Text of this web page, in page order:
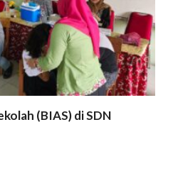
(BIAS) di SDN